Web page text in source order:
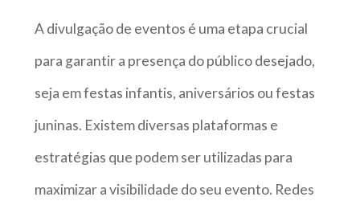
A divulgação de eventos é uma etapa crucial
para garantir a presença do público desejado,
seja em festas infantis, aniversários ou festas
juninas. Existem diversas plataformas e
estratégias que podem ser utilizadas para
maximizar a visibilidade do seu evento. Redes